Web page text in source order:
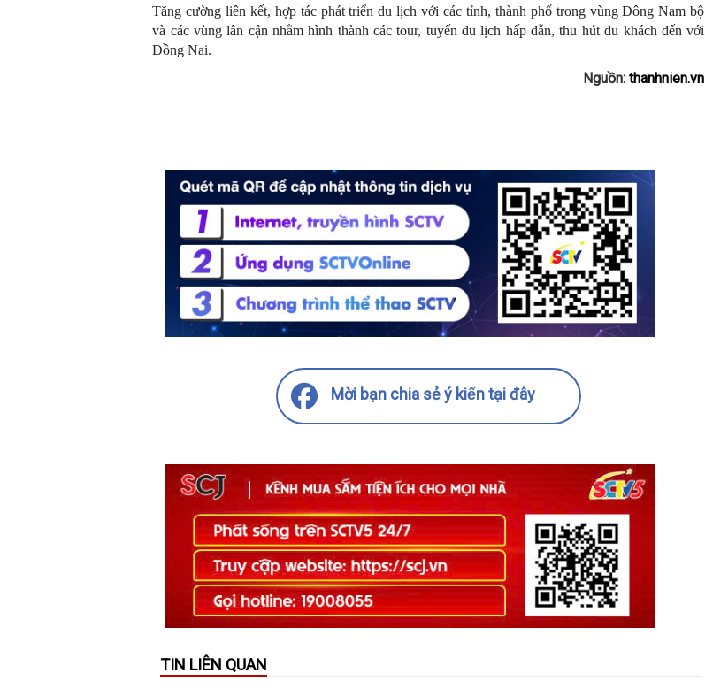
Tăng cường liên kết, hợp tác phát triển du lịch với các tỉnh, thành phố trong vùng Đông Nam bộ
và các vùng lân cận nhằm hình thành các tour, tuyến du lịch hấp dẫn, thu hút du khách đến với
Đồng Nai.
Nguồn:thanhnien.vn
Mời bạn chia sẻ ý kiến tại đây
TIN LIÊN QUAN